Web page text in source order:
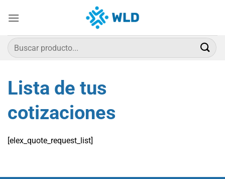
Buscar
por:
Lista de tus
cotizaciones
[elex_quote_request_list]